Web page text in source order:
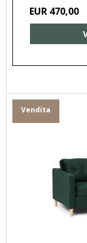
EUR 470,00
Vendita